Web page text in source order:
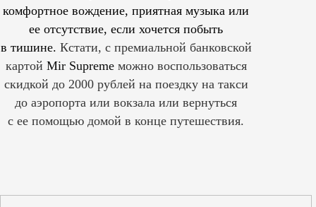
комфортное вождение, приятная музыка или
ее отсутствие, если хочется побыть
в тишине. Кстати, с премиальной банковской
картой Mir Supreme можно воспользоваться
скидкой до 2000 рублей на поездку на такси
до аэропорта или вокзала или вернуться
с ее помощью домой в конце путешествия.